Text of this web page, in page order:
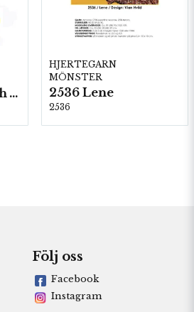
2607-Armonia och Alpaca 400
HJERTEGARN
MÖNSTER
2536 Lene
2536
Följ oss
Facebook
Instagram